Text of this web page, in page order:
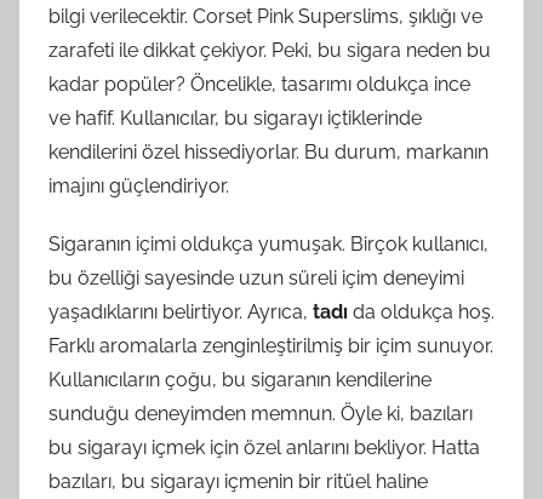
bilgi verilecektir. Corset Pink Superslims, şıklığı ve
zarafeti ile dikkat çekiyor. Peki, bu sigara neden bu
kadar popüler? Öncelikle, tasarımı oldukça ince
ve hafif. Kullanıcılar, bu sigarayı içtiklerinde
kendilerini özel hissediyorlar. Bu durum, markanın
imajını güçlendiriyor.
Sigaranın içimi oldukça yumuşak. Birçok kullanıcı,
bu özelliği sayesinde uzun süreli içim deneyimi
yaşadıklarını belirtiyor. Ayrıca, tadı da oldukça hoş.
Farklı aromalarla zenginleştirilmiş bir içim sunuyor.
Kullanıcıların çoğu, bu sigaranın kendilerine
sunduğu deneyimden memnun. Öyle ki, bazıları
bu sigarayı içmek için özel anlarını bekliyor. Hatta
bazıları, bu sigarayı içmenin bir ritüel haline